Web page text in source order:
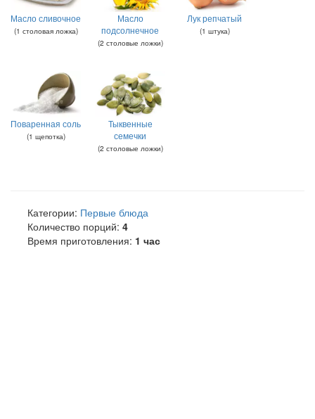
Масло сливочное
(1 столовая ложка)
Масло
подсолнечное
(2 столовые ложки)
Лук репчатый
(1 штука)
Поваренная соль
(1 щепотка)
Тыквенные
семечки
(2 столовые ложки)
Категории: Первые блюда
Количество порций: 4
Время приготовления: 1 час